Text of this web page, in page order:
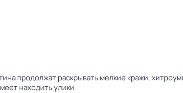
продолжат раскрывать мелкие кражи,
находить улики